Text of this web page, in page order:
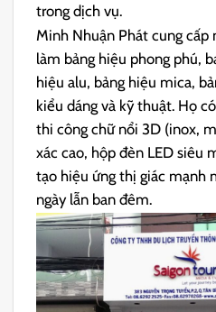
trong dịch vụ.
Minh Nhuận Phát cung
làm bảng hiệu phong phú,
hiệu alu, bảng hiệu mica,
kiểu dáng và kỹ thuật. Họ
thi công chữ nổi 3D (inox,
xác cao, hộp đèn LED siêu
tạo hiệu ứng thị giác mạnh
ngày lẫn ban đêm.